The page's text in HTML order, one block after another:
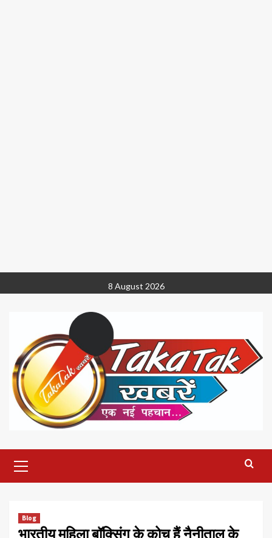
to
8 August 2026
Menu
Blog
भारतीय महिला बॉक्सिंग के कोच हैं नैनीताल के